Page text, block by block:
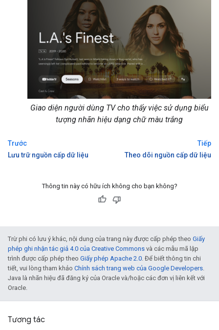
Giao diện người dùng TV cho thấy việc sử dụng biểu
tượng nhãn hiệu dạng chữ màu trắng
Trước
Lưu trữ nguồn cấp dữ liệu
Tiếp
Theo dõi nguồn cấp dữ liệu
Thông tin này có hữu ích không cho bạn không?
Trừ phi có lưu ý khác, nội dung của trang này được cấp phép theo Giấy
phép ghi nhận tác giả 4.0 của Creative Commons và các mẫu mã lập
trình được cấp phép theo Giấy phép Apache 2.0. Để biết thông tin chi
tiết, vui lòng tham khảo Chính sách trang web của Google Developers.
Java là nhãn hiệu đã đăng ký của Oracle và/hoặc các đơn vị liên kết với
Oracle.
Tương tác